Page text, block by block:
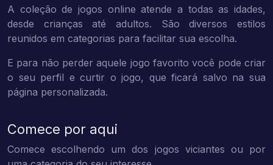
A coleção de jogos online atende a todas as idades,
desde crianças até adultos. São diversos estilos
reunidos em categorias para facilitar sua escolha.
E para não perder aquele jogo favorito você pode criar
o seu perfil e curtir o jogo, que ficará salvo na sua
página personalizada.
Comece por aqui
Comece escolhendo um dos jogos viciantes ou por